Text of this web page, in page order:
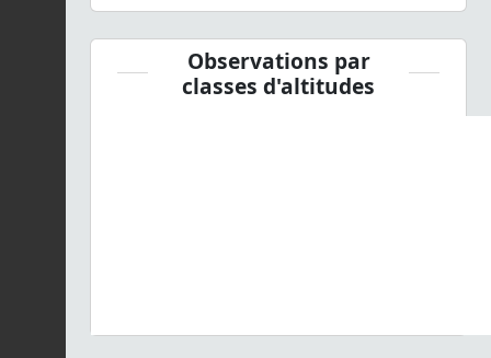
Observations par
classes d'altitudes